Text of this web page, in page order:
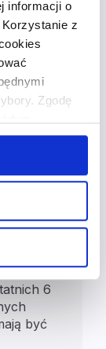
informacji o
z
Zgodę
zgodność z
plików
osobowych
dla
się
6
być